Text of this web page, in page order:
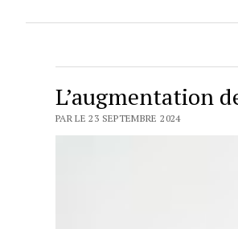
L’augmentation
PAR LE 23 SEPTEMBRE 2024